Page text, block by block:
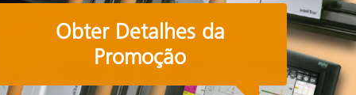
Obter Detalhes da
Promoção